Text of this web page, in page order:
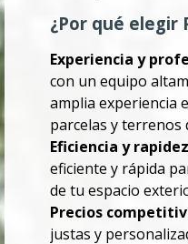
¿Por qué elegir
Experiencia y
con un equipo
amplia experiencia
parcelas y terrenos
Eficiencia y
eficiente y rápida
de tu espacio
Precios
justas y